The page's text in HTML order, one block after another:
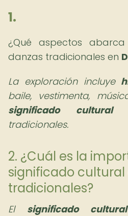
1.
¿Qué aspectos
danzas tradicionales en
La exploración incluye
baile, vestimenta,
significado cultural
tradicionales.
2. ¿Cuál es la
significado cultural
tradicionales?
El significado cultural